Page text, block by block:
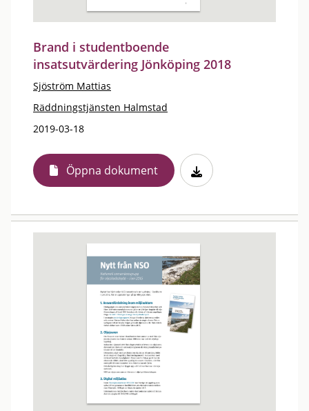
Brand i studentboende
insatsutvärdering Jönköping 2018
Sjöström Mattias
Räddningstjänsten Halmstad
2019-03-18
Öppna dokument